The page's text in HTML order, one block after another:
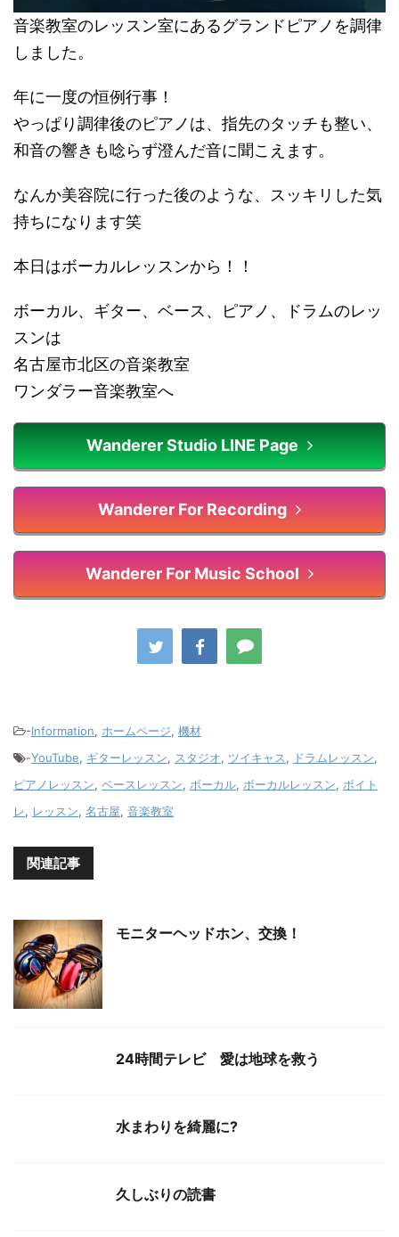
音楽教室のレッスン室にあるグランドピアノを調律
しました。
年に一度の恒例行事！
やっぱり調律後のピアノは、指先のタッチも整い、
和音の響きも唸らず澄んだ音に聞こえます。
なんか美容院に行った後のような、スッキリした気
持ちになります笑
本日はボーカルレッスンから！！
ボーカル、ギター、ベース、ピアノ、ドラムのレッ
スンは
名古屋市北区の音楽教室
ワンダラー音楽教室へ
Wanderer Studio LINE Page
Wanderer For Recording
Wanderer For Music School
-Information, ホームページ, 機材
-YouTube, ギターレッスン, スタジオ, ツイキャス, ドラムレッスン,
ピアノレッスン, ベースレッスン, ボーカル, ボーカルレッスン, ボイト
レ, レッスン, 名古屋, 音楽教室
関連記事
モニターヘッドホン、交換！
24時間テレビ 愛は地球を救う
水まわりを綺麗に?
久しぶりの読書